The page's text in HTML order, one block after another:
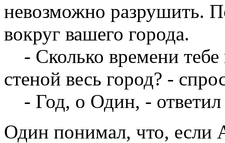
невозможно разрушить.
вокруг вашего города.
- Сколько времени
стеной весь город? -
- Год, о Один, -
Один понимал, что, если